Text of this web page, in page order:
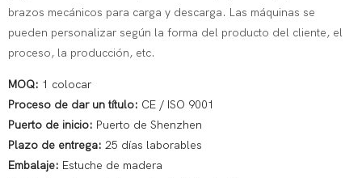
brazos mecánicos para carga y descarga. Las máquinas se
pueden personalizar según la forma del producto del cliente, el
proceso, la producción, etc.
MOQ: 1 colocar
Proceso de dar un título: CE / ISO 9001
Puerto de inicio: Puerto de Shenzhen
Plazo de entrega: 25 días laborables
Embalaje: Estuche de madera